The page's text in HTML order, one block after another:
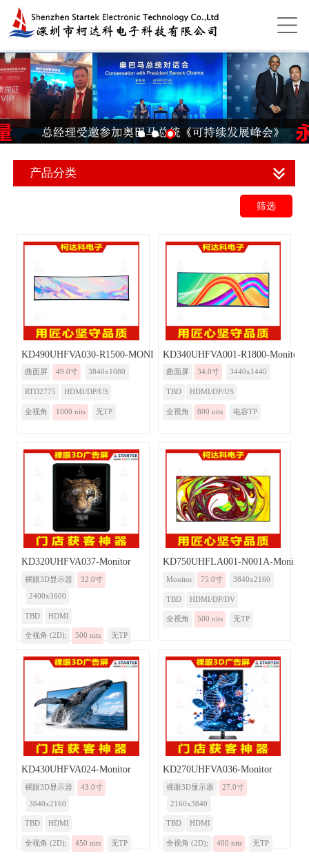
产品分类
筛选
KD490UHFVA030-R1500-MONITOR
曲面屏 49.0寸 3840x1080
RTD2775 HDMI/DP/US
全视角 1000 nits 无TP
KD340UHFVA001-R1800-Monitor
曲面屏 34.0寸 3440x1440
TBD HDMI/DP/US
全视角 800 nits 电容TP
KD320UHFVA037-Monitor
裸眼3D显示器
32.0寸
2400x3600
TBD HDMI
全视角 (2D); 500 nits 无TP
KD750UHFLA001-N001A-Monitor
Monitor 75.0寸 3840x2160
TBD HDMI/DP/DV
全视角 500 nits 无TP
KD430UHFVA024-Monitor
裸眼3D显示器
43.0寸
3840x2160
TBD HDMI
全视角 (2D); 450 nits 无TP
KD270UHFVA036-Monitor
裸眼3D显示器
27.0寸
2160x3840
TBD HDMI
全视角 (2D); 400 nits 无TP